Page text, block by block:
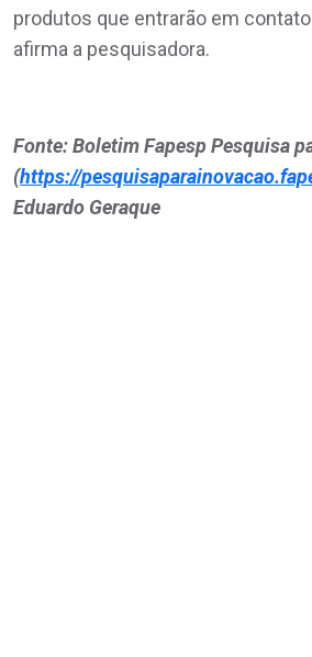
produtos que entrarão em contato
afirma a pesquisadora.
Fonte: Boletim Fapesp Pesquisa
(https://
Eduardo Geraque